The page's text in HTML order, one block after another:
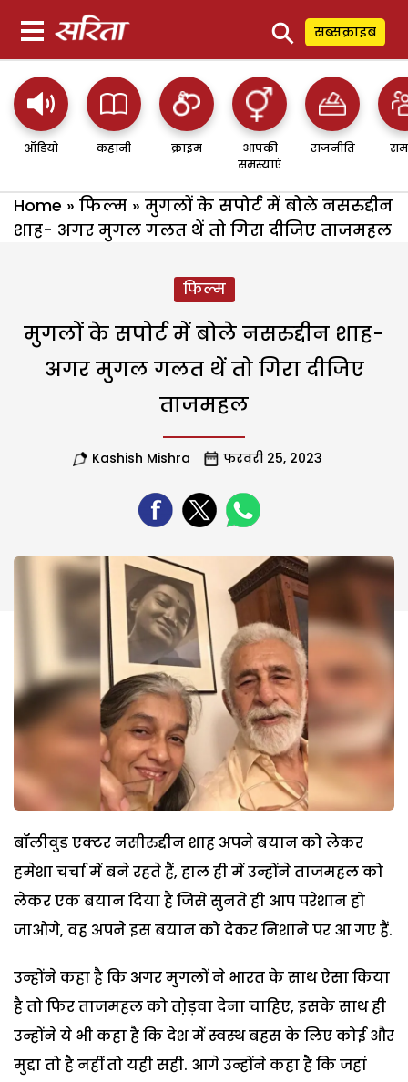
⚲ सब्सक्राइब
ऑडियो कहानी क्राइम
आपकी
समस्याएं
राजनीति
Home » फिल्म » मुगलों के सपोर्ट में बोले नसरुद्दीन
शाह- अगर मुगल गलत थें तो गिरा दीजिए ताजमहल
फिल्म
मुगलों के सपोर्ट में बोले नसरुद्दीन शाह-
अगर मुगल गलत थें तो गिरा दीजिए
ताजमहल
Kashish Mishra फरवरी 25, 2023
बॉलीवुड एक्टर नसीरुद्दीन शाह अपने बयान को लेकर
हमेशा चर्चा में बने रहते हैं, हाल ही में उन्होंने ताजमहल को
लेकर एक बयान दिया है जिसे सुनते ही आप परेशान हो
जाओगे, वह अपने इस बयान को देकर निशाने पर आ गए हैं.
उन्होंने कहा है कि अगर मुगलों ने भारत के साथ ऐसा किया
है तो फिर ताजमहल को तो़ड़वा देना चाहिए, इसके साथ ही
उन्होंने ये भी कहा है कि देश में स्वस्थ बहस के लिए कोई और
मुद्दा तो है नहीं तो यही सही. आगे उन्होंने कहा है कि जहां